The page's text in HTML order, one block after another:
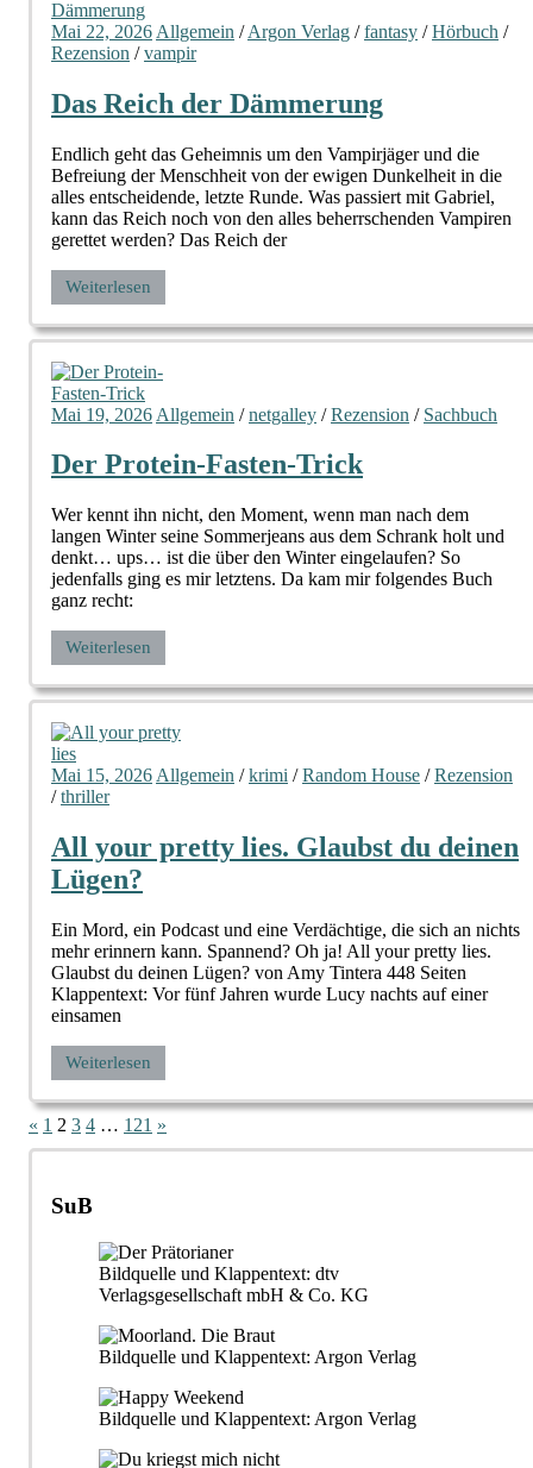
Mai 22, 2026 Allgemein /Argon Verlag /fantasy /Hörbuch /
Rezension /vampir
Das Reich der Dämmerung
Endlich geht das Geheimnis um den Vampirjäger und die
Befreiung der Menschheit von der ewigen Dunkelheit in die
alles entscheidende, letzte Runde. Was passiert mit Gabriel,
kann das Reich noch von den alles beherrschenden Vampiren
gerettet werden? Das Reich der
Weiterlesen
Mai 19, 2026 Allgemein /netgalley /Rezension / Sachbuch
Der Protein-Fasten-Trick
Wer kennt ihn nicht, den Moment, wenn man nach dem
langen Winter seine Sommerjeans aus dem Schrank holt und
denkt… ups… ist die über den Winter eingelaufen? So
jedenfalls ging es mir letztens. Da kam mir folgendes Buch
ganz recht:
Weiterlesen
Mai 15, 2026 Allgemein /krimi /Random House /Rezension
/thriller
All your pretty lies. Glaubst du deinen
Lügen?
Ein Mord, ein Podcast und eine Verdächtige, die sich an nichts
mehr erinnern kann. Spannend? Oh ja! All your pretty lies.
Glaubst du deinen Lügen? von Amy Tintera 448 Seiten
Klappentext: Vor fünf Jahren wurde Lucy nachts auf einer
einsamen
Weiterlesen
Seitennummerierung
der
Beiträge
« Vorherige
Beiträge
1 2 3 4 … 121 Nächste
Beiträge
»
SuB
Bildquelle und Klappentext: dtv
Verlagsgesellschaft mbH & Co. KG
Bildquelle und Klappentext: Argon Verlag
Bildquelle und Klappentext: Argon Verlag